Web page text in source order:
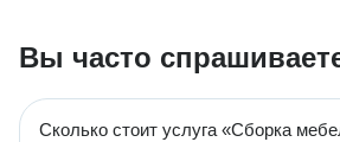
Вы часто
Сколько стоит услуга «Сборка